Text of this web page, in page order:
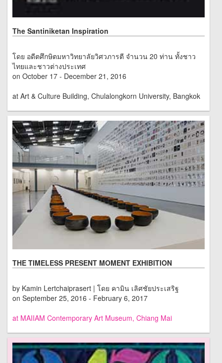
The Santiniketan Inspiration
โดย อดีตศึกษิตมหาวิทยาลัยวิศวภารตี จำนวน 20 ท่าน ทั้งชาว
ไทยและชาวต่างประเทศ
on October 17 - December 21, 2016
at Art & Culture Building, Chulalongkorn University, Bangkok
THE TIMELESS PRESENT MOMENT EXHIBITION
by Kamin Lertchaiprasert | โดย คามิน เลิศชัยประเสริฐ
on September 25, 2016 - February 6, 2017
at MAIIAM Contemporary Art Museum, Chiang Mai